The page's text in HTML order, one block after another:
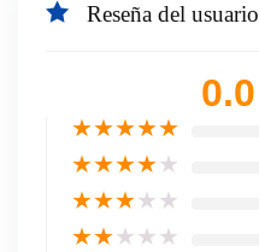
Reseña del usuario
0.0
★★★★★
★★★★★
★★★★★
★★★★★